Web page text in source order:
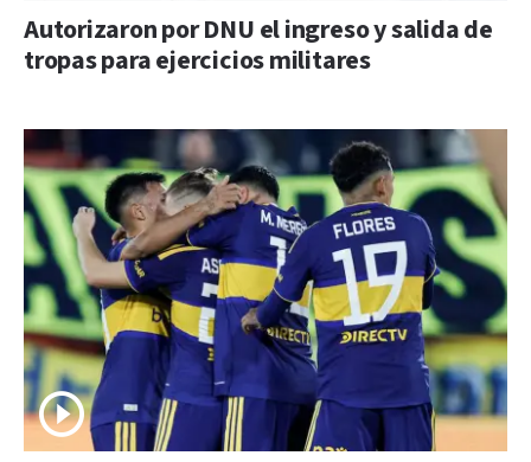
Autorizaron por DNU el ingreso y salida de
tropas para ejercicios militares